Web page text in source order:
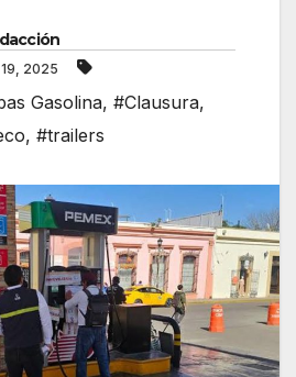
2025
Gasolina, #Clausura,
, #trailers